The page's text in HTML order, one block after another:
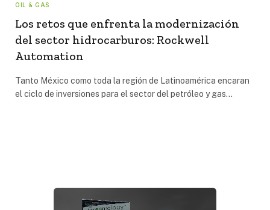
OIL & GAS
Los retos que enfrenta la modernización
del sector hidrocarburos: Rockwell
Automation
Tanto México como toda la región de Latinoamérica encaran
el ciclo de inversiones para el sector del petróleo y gas…